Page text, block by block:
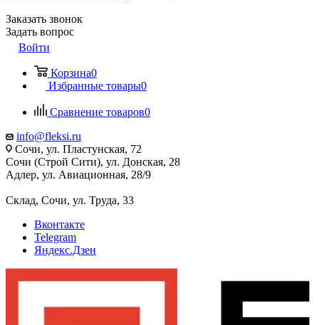
Заказать звонок
Задать вопрос
Войти
Корзина0
Избранные товары0
Сравнение товаров0
info@fleksi.ru
Сочи, ул. Пластунская, 72
Сочи (Строй Сити), ул. Донская, 28
Адлер, ул. Авиационная, 28/9
Склад, Сочи, ул. Труда, 33
Вконтакте
Telegram
Яндекс.Дзен